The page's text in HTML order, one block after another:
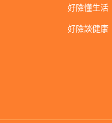
好險懂生活
好險談健康